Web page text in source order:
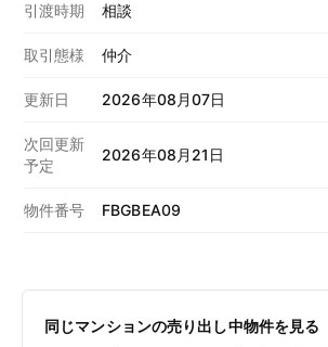
引渡時期 相談
取引態様 仲介
更新日 2026年08月07日
次回更新
予定
2026年08月21日
物件番号 FBGBEA09
同じマンションの売り出し中物件を見る